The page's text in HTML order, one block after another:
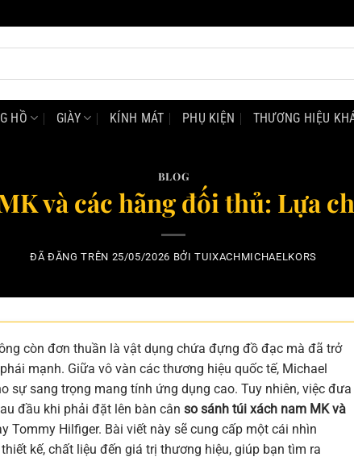
HỒ GIÀY KÍNH MÁT PHỤ KIỆN THƯƠNG HIỆU
BLOG
và các hãng đối thủ: Lựa
ĐÃ ĐĂNG TRÊN 25/05/2026 BỞITUIXACHMICHAELKORS
còn đơn thuần là vật dụng chứa đựng đồ đạc mà đã trở
mạnh. Giữa vô vàn các thương hiệu quốc tế, Michael
sự sang trọng mang tính ứng dụng cao. Tuy nhiên, việc đưa
đầu khi phải đặt lên bàn cân so sánh túi xách nam MK và
Tommy Hilfiger. Bài viết này sẽ cung cấp một cái nhìn
kế, chất liệu đến giá trị thương hiệu, giúp bạn tìm ra